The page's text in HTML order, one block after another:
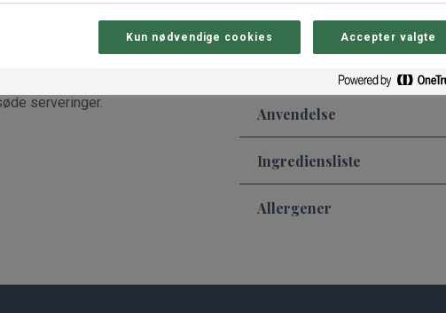
at arbejde med og
gør dem velegnede til et
Brug dem fx i
serveringer.
- heraf sukkerarter
Protein
Anvendelse
Ingrediensliste
Allergener
Kun nødvendige cookies Accepter valgte